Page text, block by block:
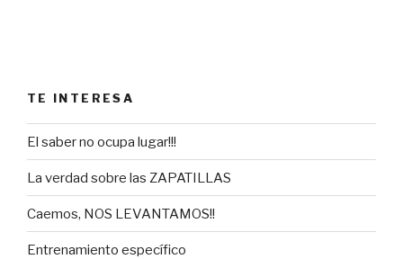
TE INTERESA
El saber no ocupa lugar!!!
La verdad sobre las ZAPATILLAS
Caemos, NOS LEVANTAMOS!!
Entrenamiento específico